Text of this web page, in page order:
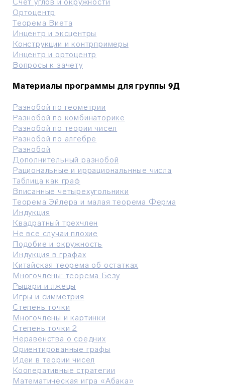
Ортоцентр
Теорема Виета
Инцентр и эксцентры
Конструкции и контрпримеры
Инцентр и ортоцентр
Вопросы к зачету
Материалы программы для группы 9Д
Разнобой по геометрии
Разнобой по комбинаторике
Разнобой по теории чисел
Разнобой по алгебре
Разнобой
Дополнительный разнобой
Рациональные и иррациональнные числа
Таблица как граф
Вписанные четырехугольники
Теорема Эйлера и малая теорема Ферма
Индукция
Квадратный трехчлен
Не все случаи плохие
Подобие и окружность
Индукция в графах
Китайская теорема об остатках
Многочлены: теорема Безу
Рыцари и лжецы
Игры и симметрия
Степень точки
Многочлены и картинки
Степень точки 2
Неравенства о средних
Ориентированные графы
Идеи в теории чисел
Кооперативные стратегии
Математическая игра «Абака»